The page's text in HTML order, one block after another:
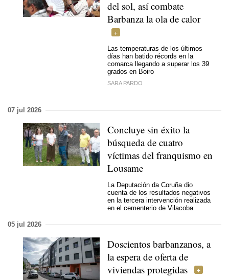
del sol, así combate
Barbanza la ola de calor
Las temperaturas de los últimos
días han batido récords en la
comarca llegando a superar los 39
grados en Boiro
SARA PARDO
07 jul 2026
Concluye sin éxito la
búsqueda de cuatro
víctimas del franquismo en
Lousame
La Deputación da Coruña dio
cuenta de los resultados negativos
en la tercera intervención realizada
en el cementerio de Vilacoba
05 jul 2026
Doscientos barbanzanos, a
la espera de oferta de
viviendas protegidas